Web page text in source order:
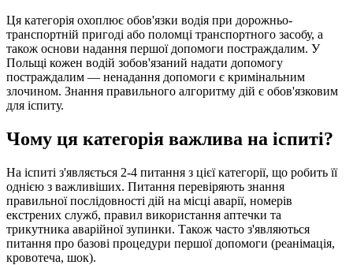
Ця категорія охоплює обов'язки водія при дорожньо-
транспортній пригоді або поломці транспортного засобу, а
також основи надання першої допомоги постраждалим. У
Польщі кожен водій зобов'язаний надати допомогу
постраждалим — ненадання допомоги є кримінальним
злочином. Знання правильного алгоритму дій є обов'язковим
для іспиту.
Чому ця категорія важлива на іспиті?
На іспиті з'являється 2-4 питання з цієї категорії, що робить її
однією з важливіших. Питання перевіряють знання
правильної послідовності дій на місці аварії, номерів
екстрених служб, правил використання аптечки та
трикутника аварійної зупинки. Також часто з'являються
питання про базові процедури першої допомоги (реанімація,
кровотеча, шок).